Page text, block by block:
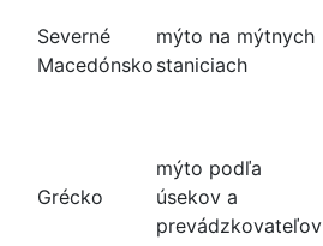
Severné
Macedónsko
mýto na mýtnych
staniciach
Grécko
mýto podľa
úsekov a
prevádzkovateľov